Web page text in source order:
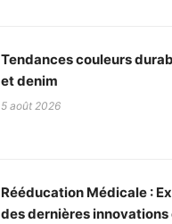
Tendances couleurs
et denim
5 août 2026
Rééducation Médicale :
des dernières